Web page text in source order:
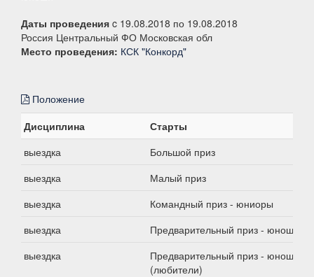
Даты проведения c 19.08.2018 по 19.08.2018
Россия Центральный ФО Московская обл
Место проведения: КСК "Конкорд"
Положение
Дисциплина
Старты
выездка
Большой приз
выездка
Малый приз
выездка
Командный приз - юниоры
выездка
Предварительный приз - юноши
выездка
Предварительный приз - юноши
(любители)